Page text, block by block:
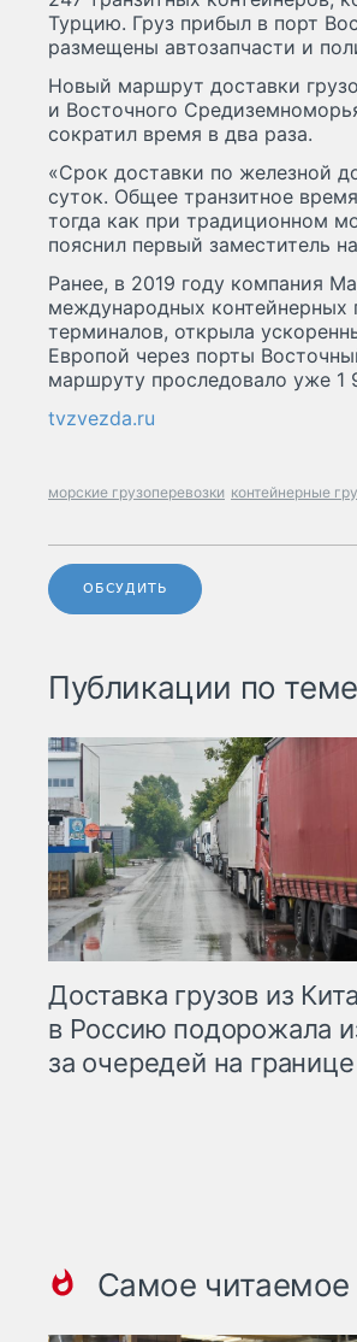
Турцию. Груз прибыл в порт
размещены автозапчасти и
Новый маршрут доставки
и Восточного
сократил время в два раза.
«Срок доставки по железной
суток. Общее транзитное
тогда как при традиционном
пояснил первый заместитель
Ранее, в 2019 году компания
международных контейнерных
терминалов, открыла
Европой через порты
маршруту проследовало уже 1
tvzvezda.ru
морские грузоперевозки контейнерные
ОБСУДИТЬ
Публикации по теме
Доставка грузов из
в Россию подорожала
за очередей на границе
Самое читаемое